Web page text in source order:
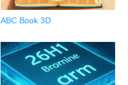
ABC Book 3D